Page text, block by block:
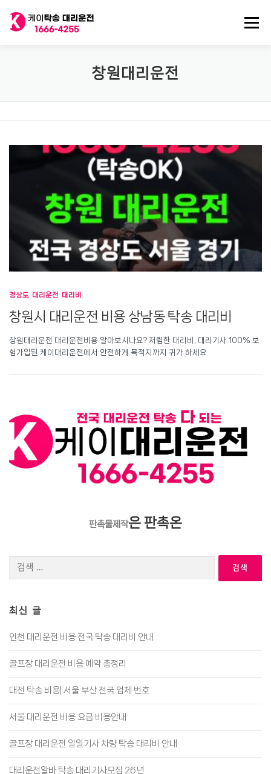
메뉴
법인대리운전 전국 탁송기사
창원대리운전
경상도 대리운전 대리비
창원시 대리운전 비용 상남동 탁송 대리비
창원대리운전 대리운전비용 알아보시나요? 저렴한 대리비, 대리기사 100% 보
험가입된 케이대리운전에서 안전하게 목적지까지 귀가 하세요
판촉물제작은 판촉온
최신 글
인천 대리운전 비용 전국 탁송 대리비 안내
골프장 대리운전 비용 예약 총정리
대전 탁송 비용| 서울 부산 전국 업체 번호
서울 대리운전 비용 요금 비용안내
골프장 대리운전 일일기사 차량 탁송 대리비 안내
대리운전알바 탁송 대리기사모집 26년